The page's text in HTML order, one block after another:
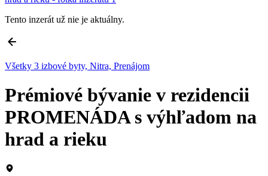
Tento inzerát už nie je aktuálny.
Všetky 3 izbové byty, Nitra, Prenájom
Prémiové bývanie v rezidencii
PROMENÁDA s výhľadom na
hrad a rieku